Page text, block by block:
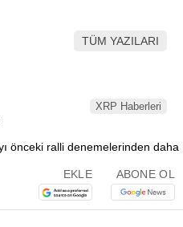
TÜM YAZILARI
XRP Haberleri
EKLE ABONE OL